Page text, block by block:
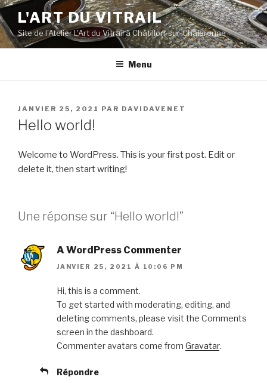
Aller
au
contenu
principal
L'ART DU VITRAIL
Site de l'Atelier L'Art du Vitrail à Châtillon-sur-Chalaronne
Menu
PUBLIÉ
LE
JANVIER 25, 2021 PAR DAVIDAVENET
Hello world!
Welcome to WordPress. This is your first post. Edit or
delete it, then start writing!
Une réponse sur “Hello world!”
A WordPress Commenter
JANVIER 25, 2021 À 10:06 PM
Hi, this is a comment.
To get started with moderating, editing, and
deleting comments, please visit the Comments
screen in the dashboard.
Commenter avatars come from Gravatar.
Répondre